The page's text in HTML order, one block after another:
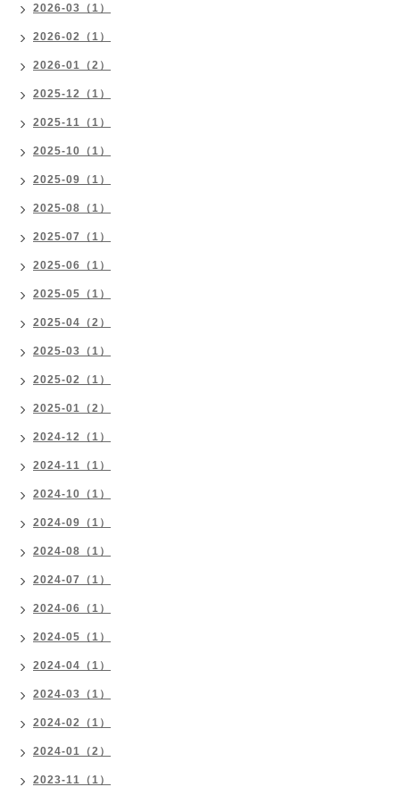
2026-03（1）
2026-02（1）
2026-01（2）
2025-12（1）
2025-11（1）
2025-10（1）
2025-09（1）
2025-08（1）
2025-07（1）
2025-06（1）
2025-05（1）
2025-04（2）
2025-03（1）
2025-02（1）
2025-01（2）
2024-12（1）
2024-11（1）
2024-10（1）
2024-09（1）
2024-08（1）
2024-07（1）
2024-06（1）
2024-05（1）
2024-04（1）
2024-03（1）
2024-02（1）
2024-01（2）
2023-11（1）